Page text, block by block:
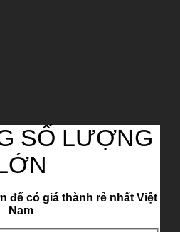
SỐ LƯỢNG
để có giá thành rẻ nhất Việt
Nam